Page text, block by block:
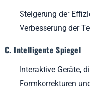
Steigerung der
Verbesserung der
C. Intelligente Spiegel
Interaktive Geräte,
Formkorrekturen